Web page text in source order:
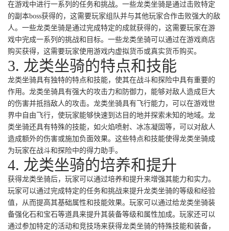
在游戏中进行一系列的任务和挑战。一些龙类坐骑是通过击败特定
的副本boss获得的，这需要玩家组队并与其他玩家合作击败强大的敌
人。一些龙类坐骑是通过完成特定的成就获得的，这需要玩家在游
戏中完成一系列的挑战和目标。一些龙类坐骑可以通过在游戏商店
购买获得，这需要玩家使用游戏内虚拟货币或真实货币购买。
3. 龙类坐骑的特点和技能
龙类坐骑具有独特的特点和技能，使其在战斗和探险中具有重要的
作用。龙类坐骑具有强大的攻击力和防御力，能够对敌人造成巨大
的伤害并抵挡敌人的攻击。龙类坐骑具有飞行能力，可以在游戏世
界中自由飞行，使玩家能够快速到达目的地并探索未知的地域。龙
类坐骑还具有特殊的技能，如火焰喷射、冰冻凝固等，可以对敌人
造成额外的伤害或施加负面效果。这些特点和技能使得龙类坐骑成
为玩家在战斗和探险中的得力助手。
4. 龙类坐骑的培养和提升
获得龙类坐骑后，玩家可以通过培养和提升来增强其能力和实力。
玩家可以通过完成特定的任务和挑战来提升龙类坐骑的等级和经验
值，从而提高其基础属性和技能效果。玩家可以通过给龙类坐骑装
备强化石和宝石等道具来提升其装备等级和属性加成。玩家还可以
通过参加特定的活动和竞技场来获得龙类坐骑的特殊技能和装备，